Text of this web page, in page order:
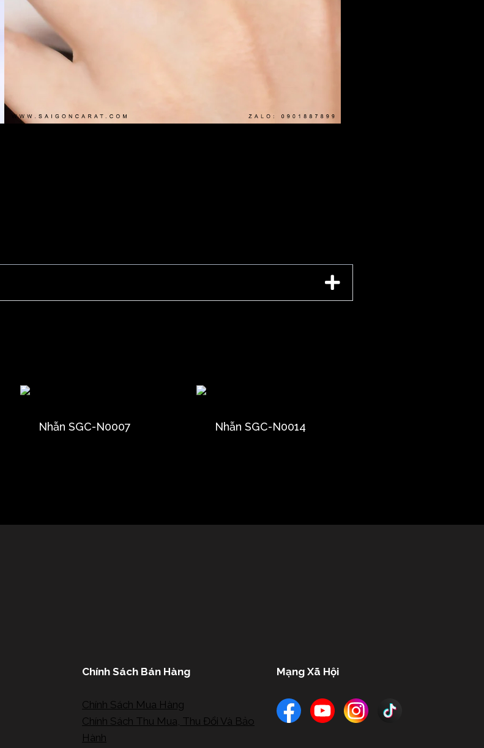
Nhẫn SGC-N0007 Nhẫn SGC-N0014
Chính Sách Bán Hàng
Chính Sách Mua Hàng
Chính Sách Thu Mua, Thu Đổi Và Bảo
Hành
Mạng Xã Hội